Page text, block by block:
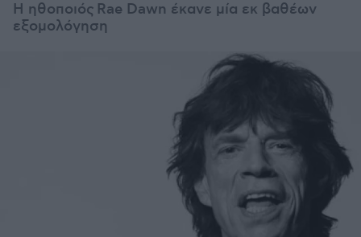
Η ηθοποιός Rae Dawn έκανε μία εκ βαθέων
εξομολόγηση